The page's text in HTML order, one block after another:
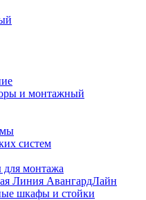
и монтажный
систем
для монтажа
Линия АвангардЛайн
шкафы и стойки